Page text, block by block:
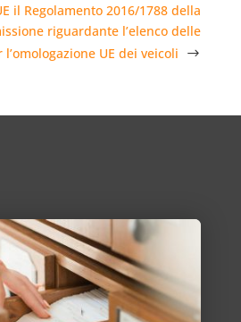
il Regolamento 2016/1788 della
riguardante l’elenco delle
UE dei veicoli